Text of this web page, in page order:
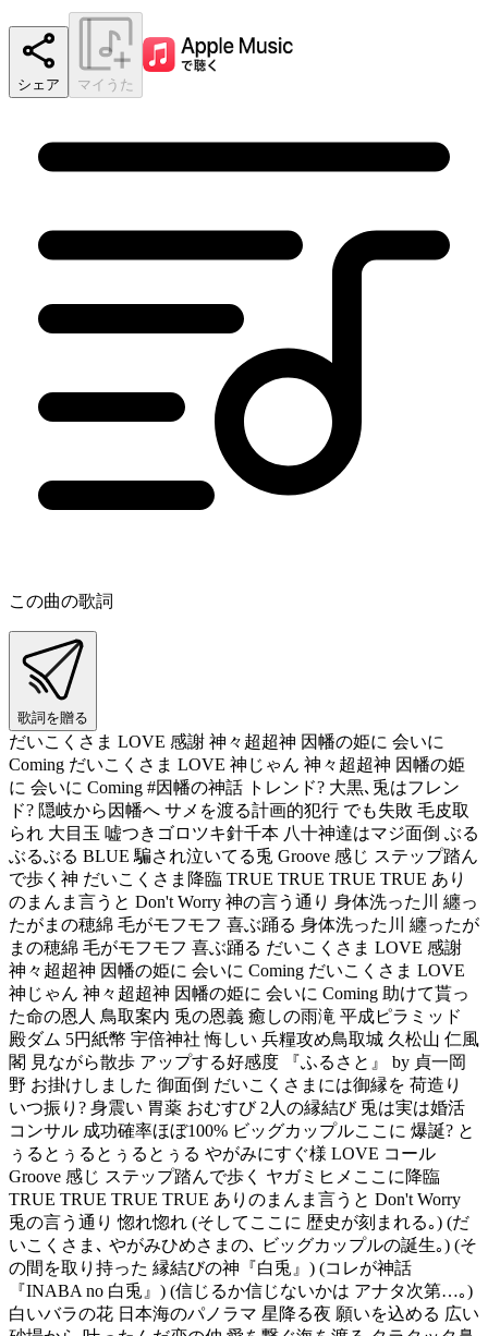
シェア マイうた
この曲の歌詞
歌詞を贈る
だいこくさま LOVE 感謝 神々超超神 因幡の姫に 会いに
Coming だいこくさま LOVE 神じゃん 神々超超神 因幡の姫
に 会いに Coming #因幡の神話 トレンド? 大黒､兎はフレン
ド? 隠岐から因幡へ サメを渡る計画的犯行 でも失敗 毛皮取
られ 大目玉 嘘つきゴロツキ針千本 八十神達はマジ面倒 ぶる
ぶるぶる BLUE 騙され泣いてる兎 Groove 感じ ステップ踏ん
で歩く神 だいこくさま降臨 TRUE TRUE TRUE TRUE あり
のまんま言うと Don't Worry 神の言う通り 身体洗った川 纏っ
たがまの穂綿 毛がモフモフ 喜ぶ踊る 身体洗った川 纏ったが
まの穂綿 毛がモフモフ 喜ぶ踊る だいこくさま LOVE 感謝
神々超超神 因幡の姫に 会いに Coming だいこくさま LOVE
神じゃん 神々超超神 因幡の姫に 会いに Coming 助けて貰っ
た命の恩人 鳥取案内 兎の恩義 癒しの雨滝 平成ピラミッド
殿ダム 5円紙幣 宇倍神社 悔しい 兵糧攻め鳥取城 久松山 仁風
閣 見ながら散歩 アップする好感度 『ふるさと』 by 貞一岡
野 お掛けしました 御面倒 だいこくさまには御縁を 荷造り
いつ振り? 身震い 胃薬 おむすび 2人の縁結び 兎は実は婚活
コンサル 成功確率ほぼ100% ビッグカップルここに 爆誕? と
ぅるとぅるとぅるとぅる やがみにすぐ様 LOVE コール
Groove 感じ ステップ踏んで歩く ヤガミヒメここに降臨
TRUE TRUE TRUE TRUE ありのまんま言うと Don't Worry
兎の言う通り 惚れ惚れ (そしてここに 歴史が刻まれる｡) (だ
いこくさま､ やがみひめさまの､ ビッグカップルの誕生｡) (そ
の間を取り持った 縁結びの神『白兎』) (コレが神話
『INABA no 白兎』) (信じるか信じないかは アナタ次第…｡)
白いバラの花 日本海のパノラマ 星降る夜 願いを込める 広い